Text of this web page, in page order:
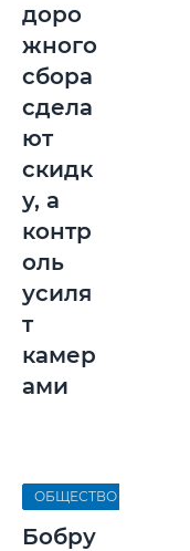
доро
жного
сбора
сдела
ют
скидк
у, а
контр
оль
усиля
т
камер
ами
ОБЩЕСТВО
Бобру